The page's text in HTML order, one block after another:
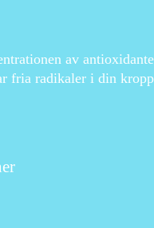
av
fria radikaler i din